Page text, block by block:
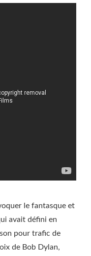
le fantasque et
avait défini en
pour trafic de
de Bob Dylan,